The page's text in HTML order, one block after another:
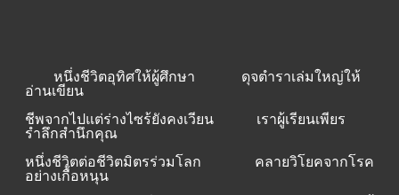
หนึ่งชีวิตอุทิศให้ผู้ศึกษา ดุจตำราเล่มใหญ่ให้
อ่านเขียน
ชีพจากไปแต่ร่างไซร้ยังคงเวียน เราผู้เรียนเพียร
รำลึกสำนึกคุณ
หนึ่งชีวิตต่อชีวิตมิตรร่วมโลก คลายวิโยคจากโรค
อย่างเกื้อหนุน